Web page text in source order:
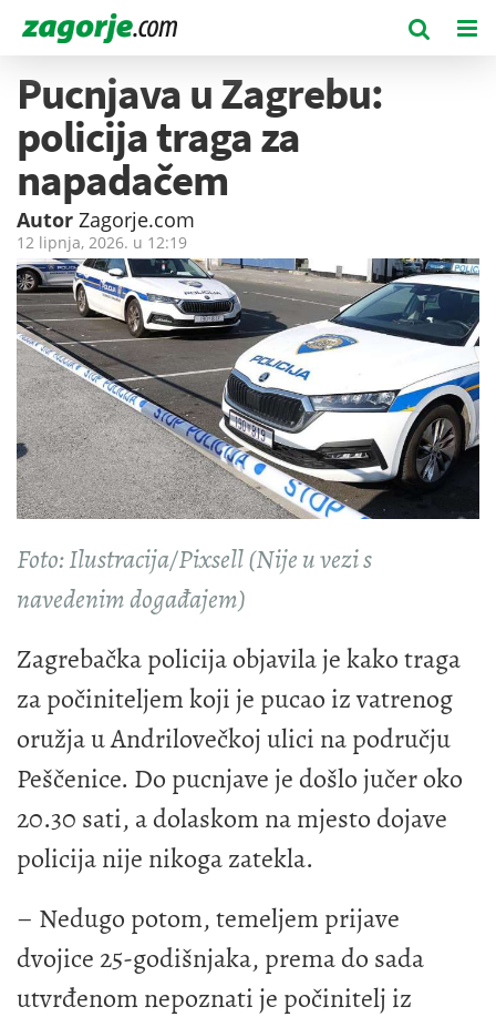
Pucnjava u Zagrebu:
policija traga za
napadačem
Autor Zagorje.com
12 lipnja, 2026. u 12:19
Foto: Ilustracija/Pixsell (Nije u vezi s
navedenim događajem)
Zagrebačka policija objavila je kako traga
za počiniteljem koji je pucao iz vatrenog
oružja u Andrilovečkoj ulici na području
Peščenice. Do pucnjave je došlo jučer oko
20.30 sati, a dolaskom na mjesto dojave
policija nije nikoga zatekla.
– Nedugo potom, temeljem prijave
dvojice 25-godišnjaka, prema do sada
utvrđenom nepoznati je počinitelj iz